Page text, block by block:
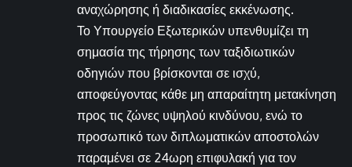
αναχώρησης ή διαδικασίες εκκένωσης.
Το Υπουργείο Εξωτερικών υπενθυμίζει τη
σημασία της τήρησης των ταξιδιωτικών
οδηγιών που βρίσκονται σε ισχύ,
αποφεύγοντας κάθε μη απαραίτητη μετακίνηση
προς τις ζώνες υψηλού κινδύνου, ενώ το
προσωπικό των διπλωματικών αποστολών
παραμένει σε 24ωρη επιφυλακή για τον